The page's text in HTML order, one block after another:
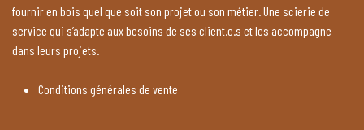
fournir en bois quel que soit son projet ou son métier. Une scierie de
service qui s’adapte aux besoins de ses client.e.s et les accompagne
dans leurs projets.
Conditions générales de vente